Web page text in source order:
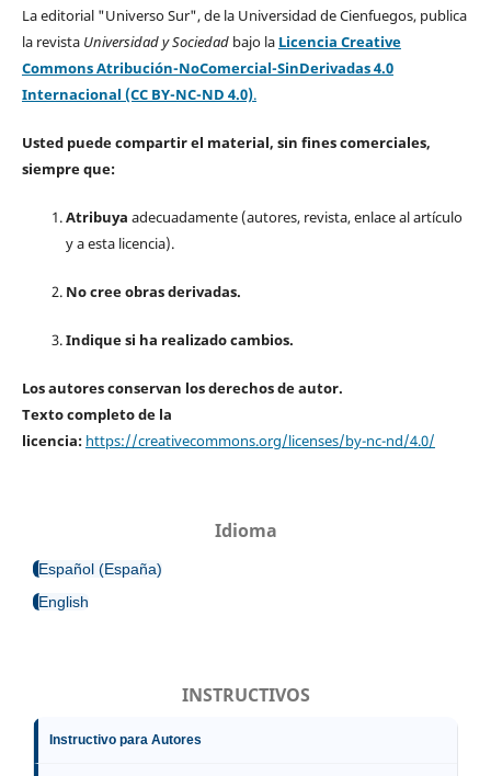
La editorial "Universo Sur", de la Universidad de Cienfuegos, publica
la revista Universidad y Sociedad bajo la Licencia Creative
Commons Atribución-NoComercial-SinDerivadas 4.0
Internacional (CC BY-NC-ND 4.0).
Usted puede compartir el material, sin fines comerciales,
siempre que:
Atribuya adecuadamente (autores, revista, enlace al artículo
y a esta licencia).
No cree obras derivadas.
Indique si ha realizado cambios.
Los autores conservan los derechos de autor.
Texto completo de la
licencia: https://creativecommons.org/licenses/by-nc-nd/4.0/
Idioma
Español (España)
English
INSTRUCTIVOS
Instructivo para Autores